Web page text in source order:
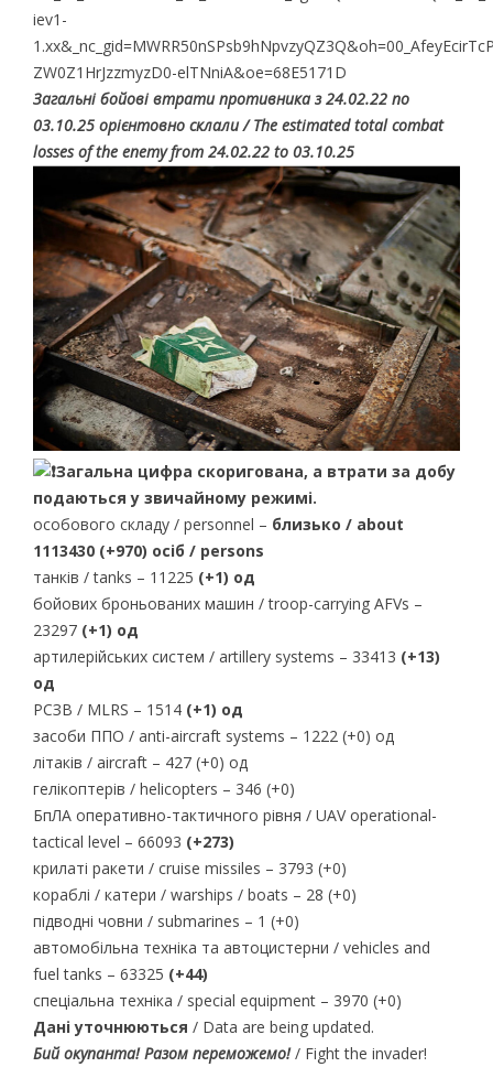
Загальні бойові втрати противника з 24.02.22 по
03.10.25 орієнтовно склали / The estimated total combat
losses of the enemy from 24.02.22 to 03.10.25
Загальна цифра скоригована, а втрати за добу
подаються у звичайному режимі.
особового складу / personnel – близько / about
1113430 (+970) осіб / persons
танків / tanks – 11225 (+1) од
бойових броньованих машин / troop-carrying AFVs –
23297(+1) од
артилерійських систем / artillery systems – 33413 (+13)
од
РСЗВ / MLRS – 1514(+1) од
засоби ППО / anti-aircraft systems – 1222 (+0) од
літаків / aircraft – 427 (+0) од
гелікоптерів / helicopters – 346 (+0)
БпЛА оперативно-тактичного рівня / UAV operational-
tactical level – 66093 (+273)
крилаті ракети / cruise missiles – 3793 (+0)
кораблі / катери / warships / boats – 28 (+0)
підводні човни / submarines – 1 (+0)
автомобільна техніка та автоцистерни / vehicles and
fuel tanks – 63325 (+44)
спеціальна техніка / special equipment – 3970 (+0)
Дані уточнюються / Data are being updated.
Бий окупанта! Разом переможемо!/ Fight the invader!